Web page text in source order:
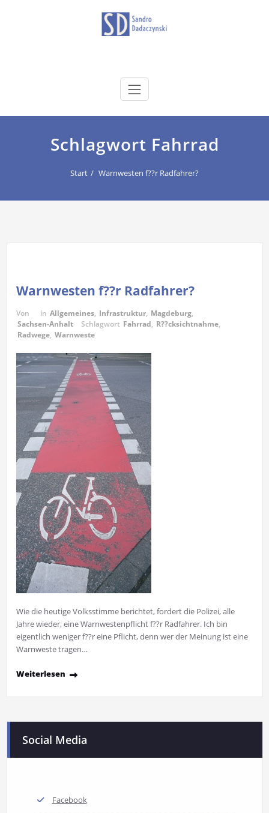
dadaczynski.de
Schlagwort Fahrrad
Start Warnwesten f??r Radfahrer?
Warnwesten f??r Radfahrer?
Von in Allgemeines, Infrastruktur, Magdeburg,
Sachsen-Anhalt
Schlagwort Fahrrad, R??cksichtnahme,
Radwege, Warnweste
Wie die heutige Volksstimme berichtet, fordert die Polizei, alle
Jahre wieder, eine Warnwestenpflicht f??r Radfahrer. Ich bin
eigentlich weniger f??r eine Pflicht, denn wer der Meinung ist eine
Warnweste tragen…
Weiterlesen
Social Media
Facebook